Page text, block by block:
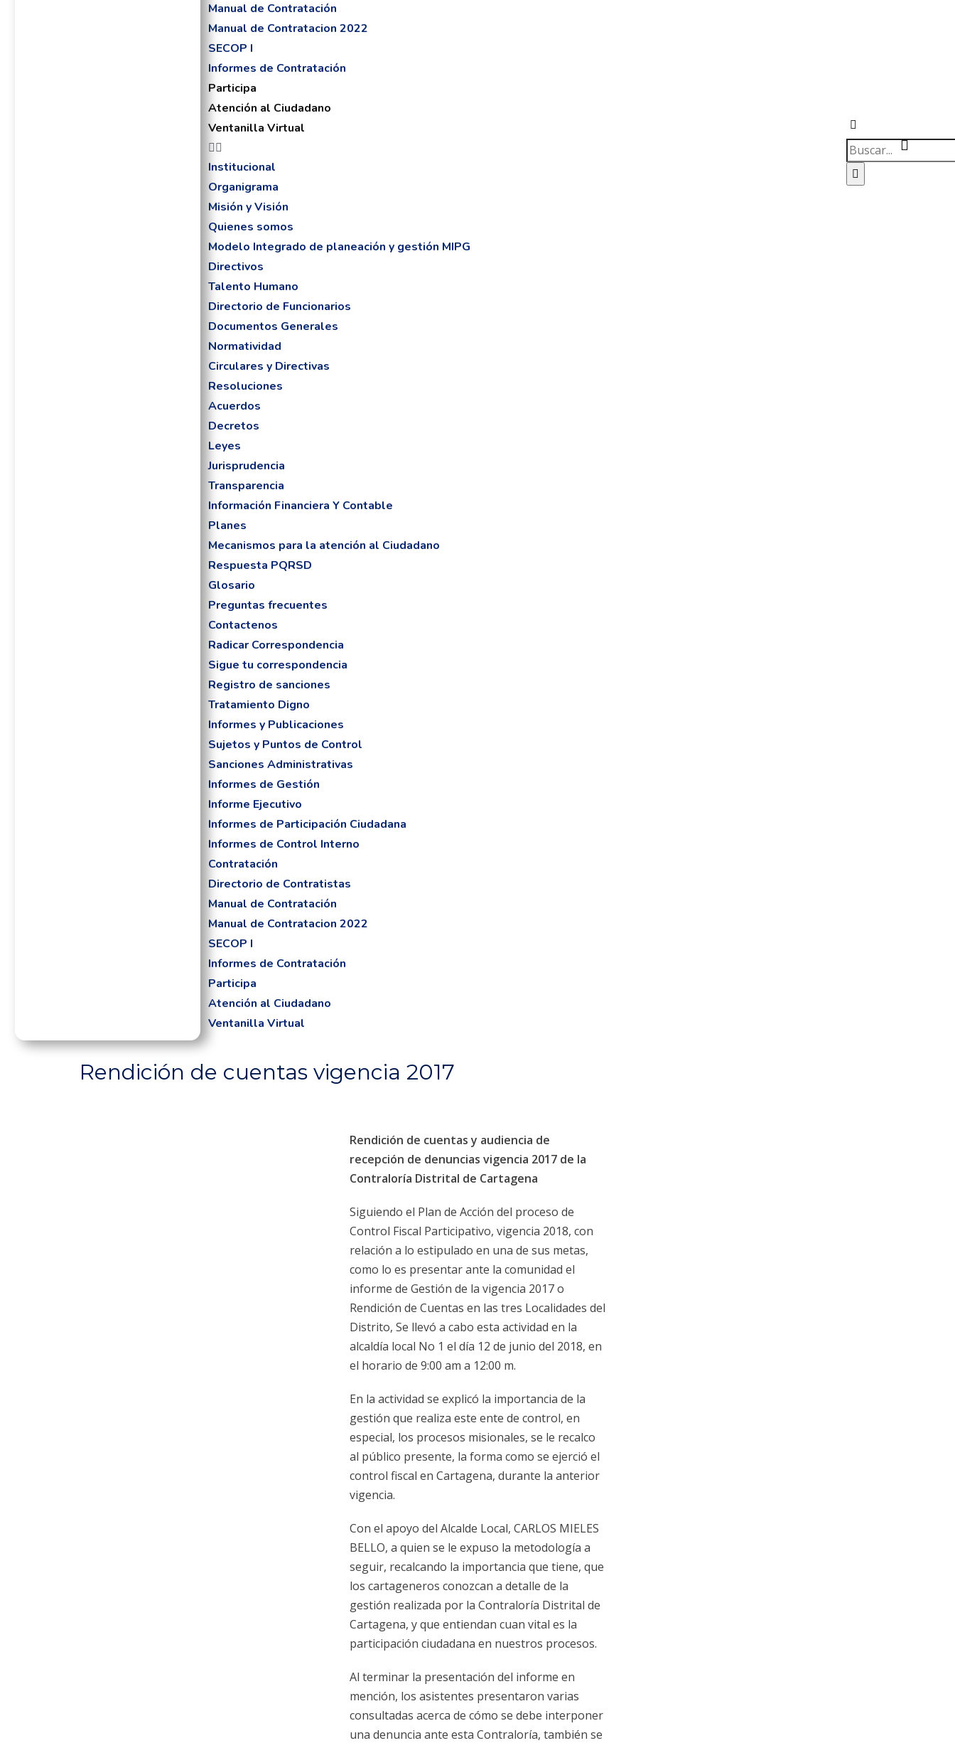
Manual de Contratación
Manual de Contratacion 2022
SECOP I
Informes de Contratación
Participa
Atención al Ciudadano
Ventanilla Virtual
Institucional
Organigrama
Misión y Visión
Quienes somos
Modelo Integrado de planeación y gestión MIPG
Directivos
Talento Humano
Directorio de Funcionarios
Documentos Generales
Normatividad
Circulares y Directivas
Resoluciones
Acuerdos
Decretos
Leyes
Jurisprudencia
Transparencia
Información Financiera Y Contable
Planes
Mecanismos para la atención al Ciudadano
Respuesta PQRSD
Glosario
Preguntas frecuentes
Contactenos
Radicar Correspondencia
Sigue tu correspondencia
Registro de sanciones
Tratamiento Digno
Informes y Publicaciones
Sujetos y Puntos de Control
Sanciones Administrativas
Informes de Gestión
Informe Ejecutivo
Informes de Participación Ciudadana
Informes de Control Interno
Contratación
Directorio de Contratistas
Manual de Contratación
Manual de Contratacion 2022
SECOP I
Informes de Contratación
Participa
Atención al Ciudadano
Ventanilla Virtual
Rendición de cuentas vigencia 2017
Rendición de cuentas y audiencia de
recepción de denuncias vigencia 2017 de la
Contraloría Distrital de Cartagena
Siguiendo el Plan de Acción del proceso de
Control Fiscal Participativo, vigencia 2018, con
relación a lo estipulado en una de sus metas,
como lo es presentar ante la comunidad el
informe de Gestión de la vigencia 2017 o
Rendición de Cuentas en las tres Localidades del
Distrito, Se llevó a cabo esta actividad en la
alcaldía local No 1 el día 12 de junio del 2018, en
el horario de 9:00 am a 12:00 m.
En la actividad se explicó la importancia de la
gestión que realiza este ente de control, en
especial, los procesos misionales, se le recalco
al público presente, la forma como se ejerció el
control fiscal en Cartagena, durante la anterior
vigencia.
Con el apoyo del Alcalde Local, CARLOS MIELES
BELLO, a quien se le expuso la metodología a
seguir, recalcando la importancia que tiene, que
los cartageneros conozcan a detalle de la
gestión realizada por la Contraloría Distrital de
Cartagena, y que entiendan cuan vital es la
participación ciudadana en nuestros procesos.
Al terminar la presentación del informe en
mención, los asistentes presentaron varias
consultadas acerca de cómo se debe interponer
una denuncia ante esta Contraloría, también se